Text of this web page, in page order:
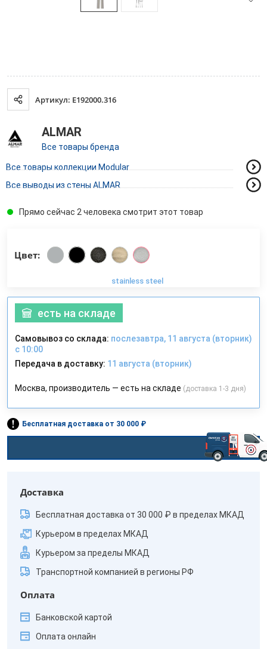
Артикул: E192000.316
ALMAR
Все товары бренда
Все товары коллекции Modular
Все выводы из стены ALMAR
Прямо сейчас 2 человека смотрит этот товар
Цвет:
stainless steel
есть на складе
Самовывоз со склада: послезавтра, 11 августа (вторник)
с 10:00
Передача в доставку: 11 августа (вторник)
Москва, производитель — есть на складе (доставка 1-3 дня)
Бесплатная доставка от 30 000 ₽
Доставка
Бесплатная доставка от 30 000 ₽ в пределах МКАД
Курьером в пределах МКАД
Курьером за пределы МКАД
Транспортной компанией в регионы РФ
Оплата
Банковской картой
Оплата онлайн